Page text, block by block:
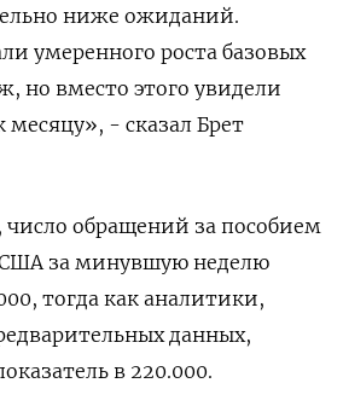
ниже ожиданий.
умеренного роста базовых
но вместо этого увидели
- сказал Брет
число обращений за пособием
США за минувшую неделю
тогда как аналитики,
данных,
в 220.000.